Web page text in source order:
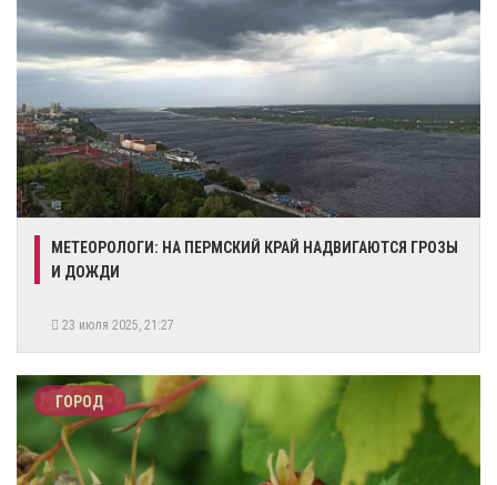
​МЕТЕОРОЛОГИ: НА ПЕРМСКИЙ КРАЙ НАДВИГАЮТСЯ ГРОЗЫ
И ДОЖДИ
23 июля 2025, 21:27
ГОРОД